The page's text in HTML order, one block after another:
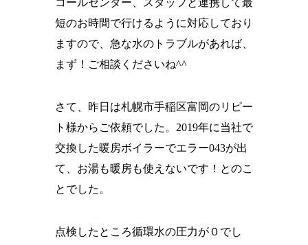
コールセンター、スタッフと連携して最
短のお時間で行けるように対応しており
ますので、急な水のトラブルがあれば、
まず！ご相談くださいね^^
さて、昨日は札幌市手稲区富岡のリピー
ト様からご依頼でした。2019年に当社で
交換した暖房ボイラーでエラー043が出
て、お湯も暖房も使えないです！とのこ
とでした。
点検したところ循環水の圧力が０でし